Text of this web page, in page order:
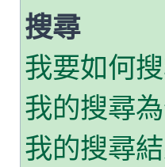
搜尋
我要如何
我的搜尋
我的搜尋